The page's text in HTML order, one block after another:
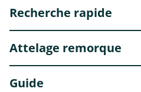
Recherche rapide
Attelage remorque
Guide